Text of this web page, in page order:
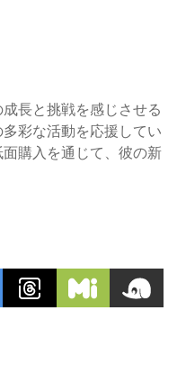
長と挑戦を感じさせる
彩な活動を応援してい
購入を通じて、彼の新